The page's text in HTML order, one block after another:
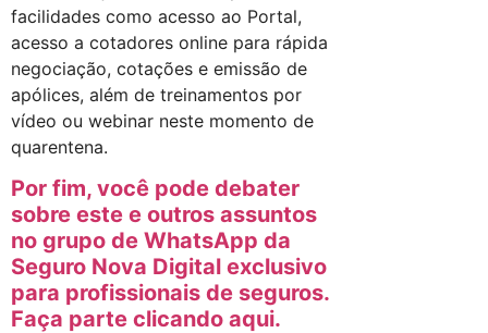
facilidades como acesso ao Portal,
acesso a cotadores online para rápida
negociação, cotações e emissão de
apólices, além de treinamentos por
vídeo ou webinar neste momento de
quarentena.
Por fim, você pode debater
sobre este e outros assuntos
no grupo de WhatsApp da
Seguro Nova Digital exclusivo
para profissionais de seguros.
Faça parte clicando aqui.